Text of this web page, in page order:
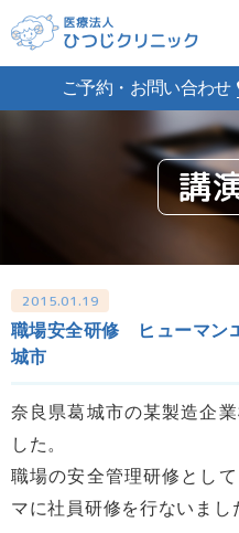
ご予約・お問い合わせ
講
2015.01.19
職場安全研修 ヒューマン
城市
奈良県葛城市の某製造企
した。
職場の安全管理研修とし
マに社員研修を行ないまし